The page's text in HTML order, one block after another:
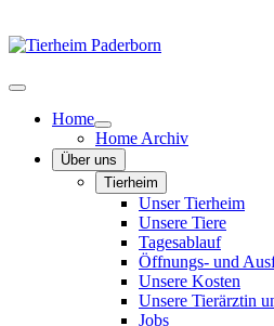
Home
Home Archiv
Über uns
Tierheim
Unser Tierheim
Unsere Tiere
Tagesablauf
Öffnungs- und
Unsere Kosten
Unsere Tierärztin
Jobs